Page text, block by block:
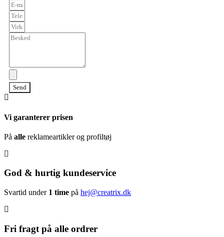
Send
Vi garanterer prisen
På alle reklameartikler og profiltøj
God & hurtig kundeservice
Svartid under 1 time på hej@creatrix.dk
Fri fragt på alle ordrer